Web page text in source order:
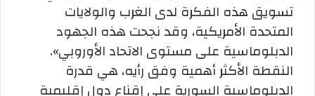
تسويق هذه الفكرة لدى الغرب والولايات
المتحدة الأمريكية، وقد نجحت هذه الجهود
الدبلوماسية على مستوى الاتحاد الأوروبي».
النقطة الأكثر أهمية وفق رأيه، هي قدرة
الدبلوماسية السورية على إقناع دول إقليمية